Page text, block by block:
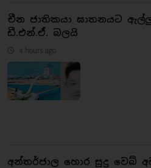
චීන ජාතිකයා ඝාතනයට
ඩී.එන්.ඒ. බලයි
4 hours ago
අන්තර්ජාල හොර සූදු වෙබ්